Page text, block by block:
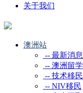
关于我们
澳洲站
-- 最新消息
-- 澳洲留学
-- 技术移民
-- NIV移民